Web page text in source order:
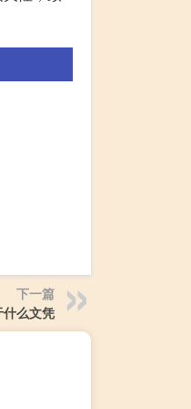
下一篇
什么文凭